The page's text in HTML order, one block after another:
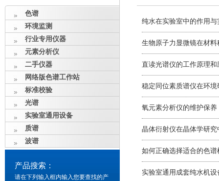
色谱
环境监测
行业专用仪器
元素分析仪
二手仪器
网络版色谱工作站
标准校验
光谱
实验室通用设备
质谱
波谱
产品搜索：
请在下列输入框内输入您要查找的产
纯水在实验室中的作用
生物原子力显微镜在材
直读光谱仪的工作原理和
稳定同位素质谱仪在环
氧元素分析仪的维护保
晶体衍射仪在晶体学研究
如何正确选择适合的色谱
实验室通用成套纯水机